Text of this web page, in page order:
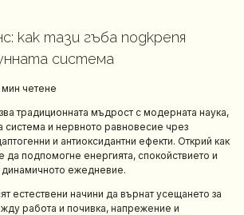
как тази гъба подкрепя
система
мин четене
традиционната мъдрост с модерната наука,
система и нервното равновесие чрез
и антиоксидантни ефекти. Открий как
да подпомогне енергията, спокойствието и
динамичното ежедневие.
естествени начини да върнат усещането за
работа и почивка, напрежение и